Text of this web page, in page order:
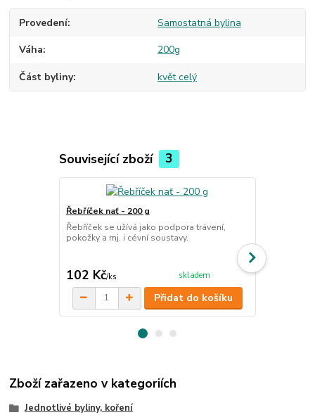
Provedení Samostatná bylina
Váha 200g
Část byliny květ celý
Související zboží 3
Řebříček nať - 200 g
Řebříček se užívá jako podpora trávení,
pokožky a mj. i cévní soustavy.
102 Kč/ks skladem
Přidat do košíku
imunitu.
cena od
Zboží zařazeno v kategoriích
Jednotlivé byliny, koření